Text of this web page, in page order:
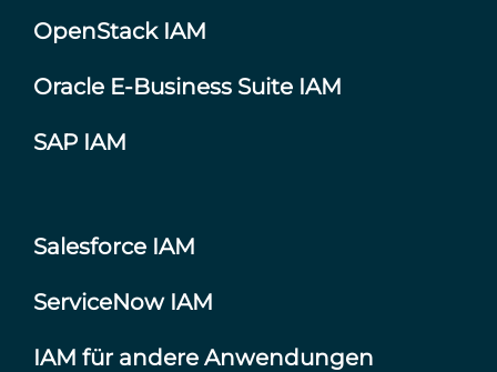
OpenStack IAM
Oracle E-Business Suite IAM
SAP IAM
Salesforce IAM
ServiceNow IAM
IAM für andere Anwendungen